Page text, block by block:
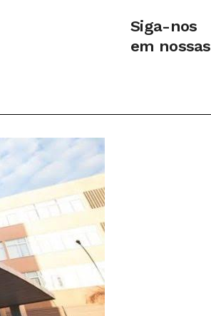
Siga-nos
em nossas